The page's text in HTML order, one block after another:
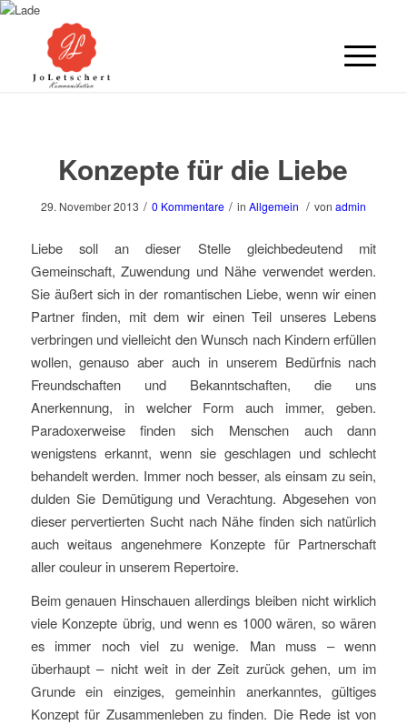
Konzepte für die Liebe
29. November 2013 / 0 Kommentare / in Allgemein / von admin
Liebe soll an dieser Stelle gleichbedeutend mit
Gemeinschaft, Zuwendung und Nähe verwendet werden.
Sie äußert sich in der romantischen Liebe, wenn wir einen
Partner finden, mit dem wir einen Teil unseres Lebens
verbringen und vielleicht den Wunsch nach Kindern erfüllen
wollen, genauso aber auch in unserem Bedürfnis nach
Freundschaften und Bekanntschaften, die uns
Anerkennung, in welcher Form auch immer, geben.
Paradoxerweise finden sich Menschen auch dann
wenigstens erkannt, wenn sie geschlagen und schlecht
behandelt werden. Immer noch besser, als einsam zu sein,
dulden Sie Demütigung und Verachtung. Abgesehen von
dieser pervertierten Sucht nach Nähe finden sich natürlich
auch weitaus angenehmere Konzepte für Partnerschaft
aller couleur in unserem Repertoire.
Beim genauen Hinschauen allerdings bleiben nicht wirklich
viele Konzepte übrig, und wenn es 1000 wären, so wären
es immer noch viel zu wenige. Man muss – wenn
überhaupt – nicht weit in der Zeit zurück gehen, um im
Grunde ein einziges, gemeinhin anerkanntes, gültiges
Konzept für Zusammenleben zu finden. Die Rede ist von